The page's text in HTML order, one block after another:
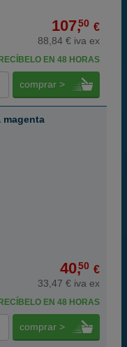
107,50 €
88,84 € iva ex
RECÍBELO EN 48 HORAS
comprar >
magenta
40,50 €
33,47 € iva ex
RECÍBELO EN 48 HORAS
comprar >